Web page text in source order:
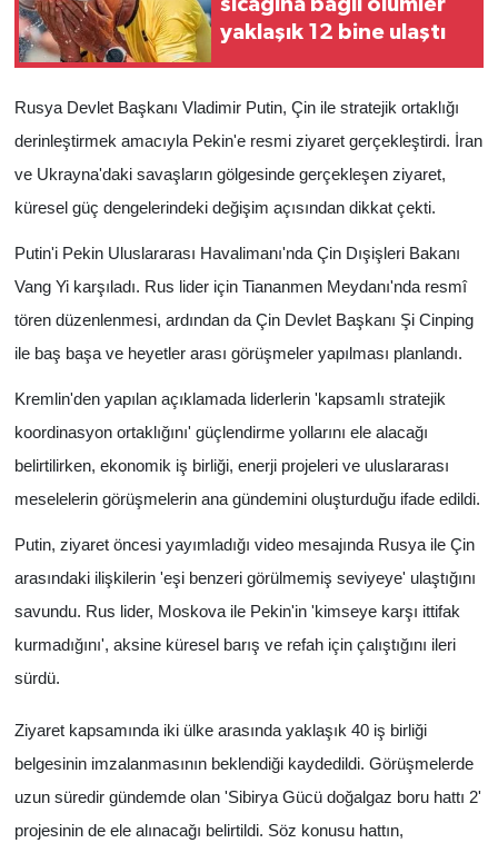
sıcağına bağlı ölümler
yaklaşık 12 bine ulaştı
Rusya Devlet Başkanı Vladimir Putin, Çin ile stratejik ortaklığı
derinleştirmek amacıyla Pekin'e resmi ziyaret gerçekleştirdi. İran
ve Ukrayna'daki savaşların gölgesinde gerçekleşen ziyaret,
küresel güç dengelerindeki değişim açısından dikkat çekti.
Putin'i Pekin Uluslararası Havalimanı'nda Çin Dışişleri Bakanı
Vang Yi karşıladı. Rus lider için Tiananmen Meydanı'nda resmî
tören düzenlenmesi, ardından da Çin Devlet Başkanı Şi Cinping
ile baş başa ve heyetler arası görüşmeler yapılması planlandı.
Kremlin'den yapılan açıklamada liderlerin 'kapsamlı stratejik
koordinasyon ortaklığını' güçlendirme yollarını ele alacağı
belirtilirken, ekonomik iş birliği, enerji projeleri ve uluslararası
meselelerin görüşmelerin ana gündemini oluşturduğu ifade edildi.
Putin, ziyaret öncesi yayımladığı video mesajında Rusya ile Çin
arasındaki ilişkilerin 'eşi benzeri görülmemiş seviyeye' ulaştığını
savundu. Rus lider, Moskova ile Pekin'in 'kimseye karşı ittifak
kurmadığını', aksine küresel barış ve refah için çalıştığını ileri
sürdü.
Ziyaret kapsamında iki ülke arasında yaklaşık 40 iş birliği
belgesinin imzalanmasının beklendiği kaydedildi. Görüşmelerde
uzun süredir gündemde olan 'Sibirya Gücü doğalgaz boru hattı 2'
projesinin de ele alınacağı belirtildi. Söz konusu hattın,